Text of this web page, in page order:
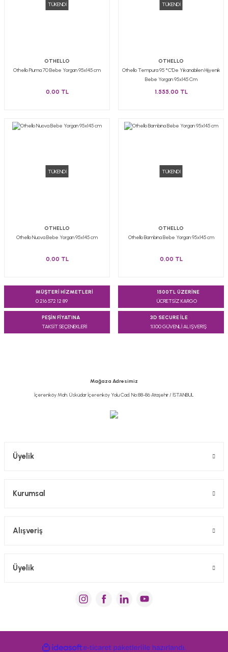
TÜKENDİ
OTHELLO
Othello Piuma 70 Bebe Yorgan 95x145 cm
0,00 TL
TÜKENDİ
OTHELLO
Othello Tempura 95 °C'De Yıkanabilen Hijyenik
Bebe Yorgan 95x145 Cm
1.555,00 TL
TÜKENDİ
OTHELLO
Othello Nuova Bebe Yorgan 95x145 cm
0,00 TL
TÜKENDİ
OTHELLO
Othello Bambina Bebe Yorgan 95x145 cm
0,00 TL
MÜŞTERİ HİZMETLERİ
0 216 572 12 89
1500TL ÜZERİNE
ÜCRETSİZ KARGO
PEŞİN FİYATINA
TAKSİT SEÇENEKLERİ
3D SECURE İLE
%100 GÜVENLİ ALIŞVERİŞ
Mağaza Adresimiz
İçerenköy Mah. Üsküdar İçerenköy Yolu Cad. No:88-86 Ataşehir / İSTANBUL
Üyelik
Kurumsal
Alışveriş
Üyelik
ideasoft e-